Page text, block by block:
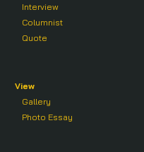
Interview
Columnist
Quote
View
Gallery
Photo Essay